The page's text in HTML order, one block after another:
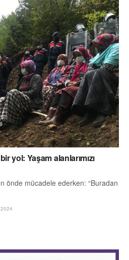
yol: Yaşam alanlarımızı
önde mücadele ederken: “Buradan